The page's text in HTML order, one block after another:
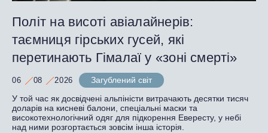
Політ на висоті авіалайнерів:
таємниця гірських гусей, які
перетинають Гімалаї у «зоні смерті»
06 08 2026
Загублений світ
У той час як досвідчені альпіністи витрачають десятки тисяч
доларів на кисневі балони, спеціальні маски та
високотехнологічний одяг для підкорення Евересту, у небі
над ними розгортається зовсім інша історія.